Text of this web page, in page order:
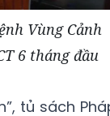
Vùng Cảnh
6 tháng đầu
tủ sách